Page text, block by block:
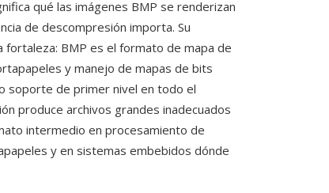
qué las imágenes BMP se renderizan
de descompresión importa. Su
BMP es el formato de mapa de
y manejo de mapas de bits
soporte de primer nivel en todo el
produce archivos grandes inadecuados
intermedio en procesamiento de
y en sistemas embebidos dónde